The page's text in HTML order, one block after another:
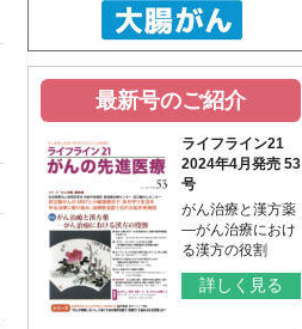
最新号のご紹介
ライフライン21
2024年4月発売 53
号
がん治療と漢方薬
―がん治療におけ
る漢方の役割
詳しく見る